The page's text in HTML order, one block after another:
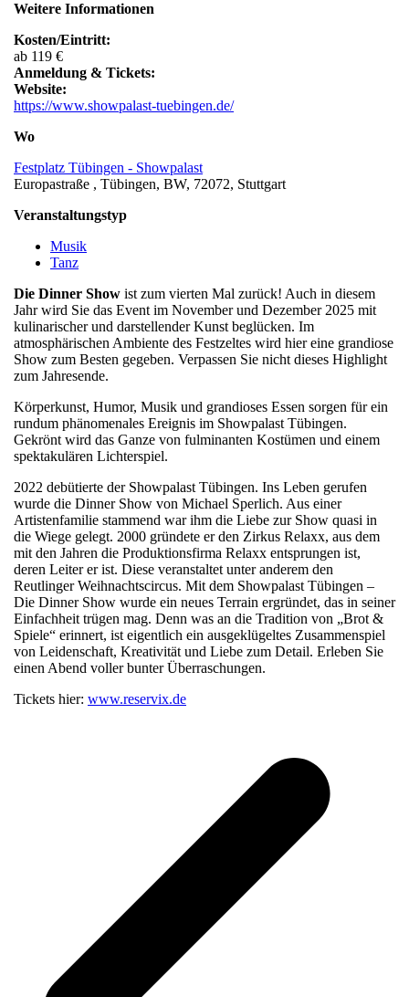
Weitere Informationen
Kosten/Eintritt:
ab 119 €
Anmeldung & Tickets:
Website:
https://www.showpalast-tuebingen.de/
Wo
Festplatz Tübingen - Showpalast
Europastraße , Tübingen, BW, 72072, Stuttgart
Veranstaltungstyp
Musik
Tanz
Die Dinner Show ist zum vierten Mal zurück! Auch in diesem
Jahr wird Sie das Event im November und Dezember 2025 mit
kulinarischer und darstellender Kunst beglücken. Im
atmosphärischen Ambiente des Festzeltes wird hier eine grandiose
Show zum Besten gegeben. Verpassen Sie nicht dieses Highlight
zum Jahresende.
Körperkunst, Humor, Musik und grandioses Essen sorgen für ein
rundum phänomenales Ereignis im Showpalast Tübingen.
Gekrönt wird das Ganze von fulminanten Kostümen und einem
spektakulären Lichterspiel.
2022 debütierte der Showpalast Tübingen. Ins Leben gerufen
wurde die Dinner Show von Michael Sperlich. Aus einer
Artistenfamilie stammend war ihm die Liebe zur Show quasi in
die Wiege gelegt. 2000 gründete er den Zirkus Relaxx, aus dem
mit den Jahren die Produktionsfirma Relaxx entsprungen ist,
deren Leiter er ist. Diese veranstaltet unter anderem den
Reutlinger Weihnachtscircus. Mit dem Showpalast Tübingen –
Die Dinner Show wurde ein neues Terrain ergründet, das in seiner
Einfachheit trügen mag. Denn was an die Tradition von „Brot &
Spiele“ erinnert, ist eigentlich ein ausgeklügeltes Zusammenspiel
von Leidenschaft, Kreativität und Liebe zum Detail. Erleben Sie
einen Abend voller bunter Überraschungen.
Tickets hier: www.reservix.de